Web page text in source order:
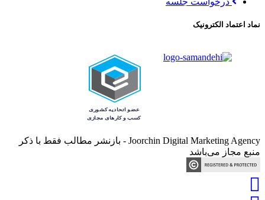
نماد اعتماد الکترونیک
Joorchin Digital Marketing Agency - بازنشر مطالب فقط با ذکر
منبع مجاز می‌باشد